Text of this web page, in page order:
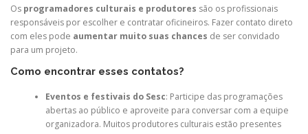
Os programadores culturais e produtores são os profissionais
responsáveis por escolher e contratar oficineiros. Fazer contato direto
com eles pode aumentar muito suas chances de ser convidado
para um projeto.
Como encontrar esses contatos?
Eventos e festivais do Sesc: Participe das programações
abertas ao público e aproveite para conversar com a equipe
organizadora. Muitos produtores culturais estão presentes